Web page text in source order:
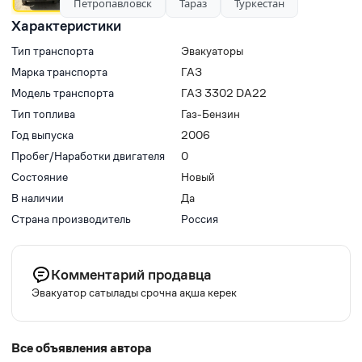
Характеристики
Тип транспорта
Эвакуаторы
Марка транспорта
ГАЗ
Модель транспорта
ГАЗ 3302 DA22
Тип топлива
Газ-Бензин
Год выпуска
2006
Пробег/Наработки двигателя
0
Состояние
Новый
В наличии
Да
Страна производитель
Россия
Комментарий продавца
Эвакуатор сатылады срочна ақша керек
Все объявления автора